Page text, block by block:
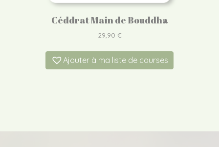
Céddrat Main de Bouddha
29,90 €
Ajouter à ma liste de courses